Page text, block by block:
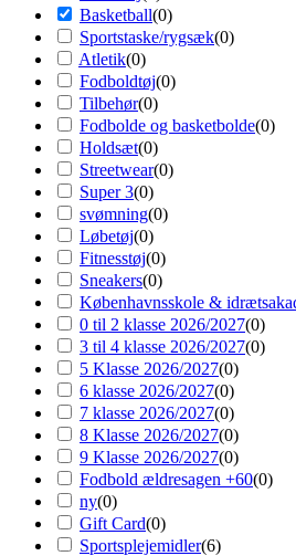
Basketball(0)
Sportstaske/rygsæk(0)
Atletik(0)
Fodboldtøj(0)
Tilbehør(0)
Fodbolde og basketbolde(0)
Holdsæt(0)
Streetwear(0)
Super 3(0)
svømning(0)
Løbetøj(0)
Fitnesstøj(0)
Sneakers(0)
Københavnsskole &
0 til 2 klasse 2026/2027(0)
3 til 4 klasse 2026/2027(0)
5 Klasse 2026/2027(0)
6 klasse 2026/2027(0)
7 klasse 2026/2027(0)
8 Klasse 2026/2027(0)
9 Klasse 2026/2027(0)
Fodbold ældresagen +60(0)
ny(0)
Gift Card(0)
Sportsplejemidler(6)